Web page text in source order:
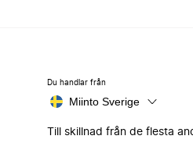
Du handlar från
Miinto Sverige
Till skillnad från de flesta